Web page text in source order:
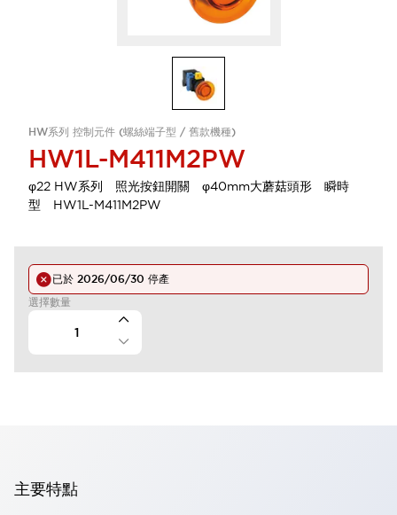
HW系列 控制元件 (螺絲端子型 / 舊款機種)
HW1L-M411M2PW
φ22 HW系列 照光按鈕開關 φ40mm大蘑菇頭形 瞬時
型 HW1L-M411M2PW
已於 2026/06/30 停產
選擇數量
主要特點